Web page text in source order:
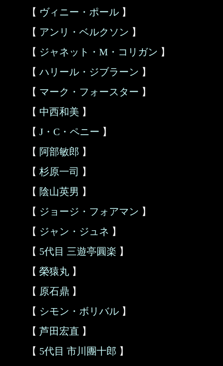
【 ヴィニー・ポール 】
【 アンリ・ベルクソン 】
【 ジャネット・M・コリガン 】
【 ハリール・ジブラーン 】
【 マーク・フォースター 】
【 中西和美 】
【 J・C・ペニー 】
【 阿部敏郎 】
【 杉原一司 】
【 陰山英男 】
【 ジョージ・フォアマン 】
【 ジャン・ジュネ 】
【 5代目 三遊亭圓楽 】
【 榮猿丸 】
【 原石鼎 】
【 シモン・ボリバル 】
【 芦田宏直 】
【 5代目 市川團十郎 】